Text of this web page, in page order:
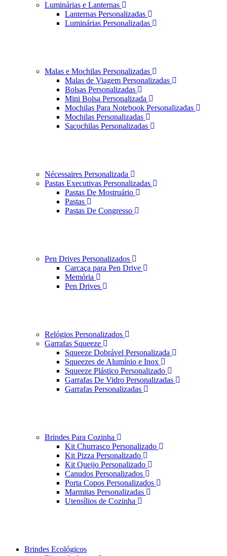
Luminárias e Lanternas
Lanternas Personalizadas
Luminárias Personalizadas
Malas e Mochilas Personalizadas
Malas de Viagem Personalizadas
Bolsas Personalizadas
Mini Bolsa Personalizada
Mochilas Para Notebook Personalizadas
Mochilas Personalizadas
Sacochilas Personalizadas
Nécessaires Personalizada
Pastas Executivas Personalizadas
Pastas De Mostruário
Pastas
Pastas De Congresso
Pen Drives Personalizados
Carcaça para Pen Drive
Memória
Pen Drives
Relógios Personalizados
Garrafas Squeeze
Squeeze Dobrável Personalizada
Squeezes de Alumínio e Inox
Squeeze Plástico Personalizado
Garrafas De Vidro Personalizadas
Garrafas Personalizadas
Brindes Para Cozinha
Kit Churrasco Personalizado
Kit Pizza Personalizado
Kit Queijo Personalizado
Canudos Personalizados
Porta Copos Personalizados
Marmitas Personalizadas
Utensílios de Cozinha
Brindes Ecológicos